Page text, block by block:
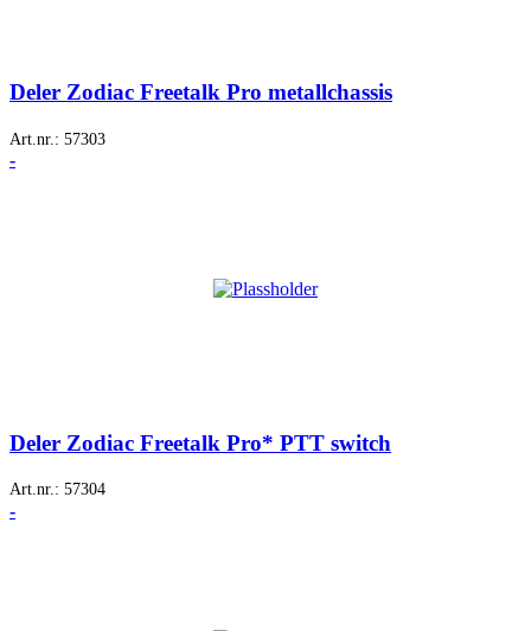
Deler Zodiac Freetalk Pro metallchassis
Art.nr.: 57303
-
Deler Zodiac Freetalk Pro* PTT switch
Art.nr.: 57304
-